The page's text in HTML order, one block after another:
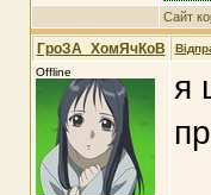
Сайт
ГроЗА_ХомЯчКоВ
Offline
я